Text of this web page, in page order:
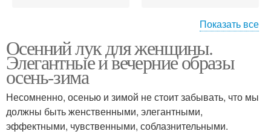
Женские образа Образа для женщин
Девушки на осень Образа с пальто
Показать все
Осенний лук для женщины.
Элегантные и вечерние образы
осень-зима
Несомненно, осенью и зимой не стоит забывать, что мы
должны быть женственными, элегантными,
эффектными, чувственными, соблазнительными.